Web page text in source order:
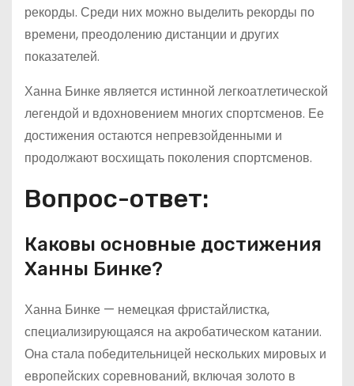
рекорды. Среди них можно выделить рекорды по
времени, преодолению дистанции и других
показателей.
Ханна Бинке является истинной легкоатлетической
легендой и вдохновением многих спортсменов. Ее
достижения остаются непревзойденными и
продолжают восхищать поколения спортсменов.
Вопрос-ответ:
Каковы основные достижения
Ханны Бинке?
Ханна Бинке — немецкая фристайлистка,
специализирующаяся на акробатическом катании.
Она стала победительницей нескольких мировых и
европейских соревнований, включая золото в